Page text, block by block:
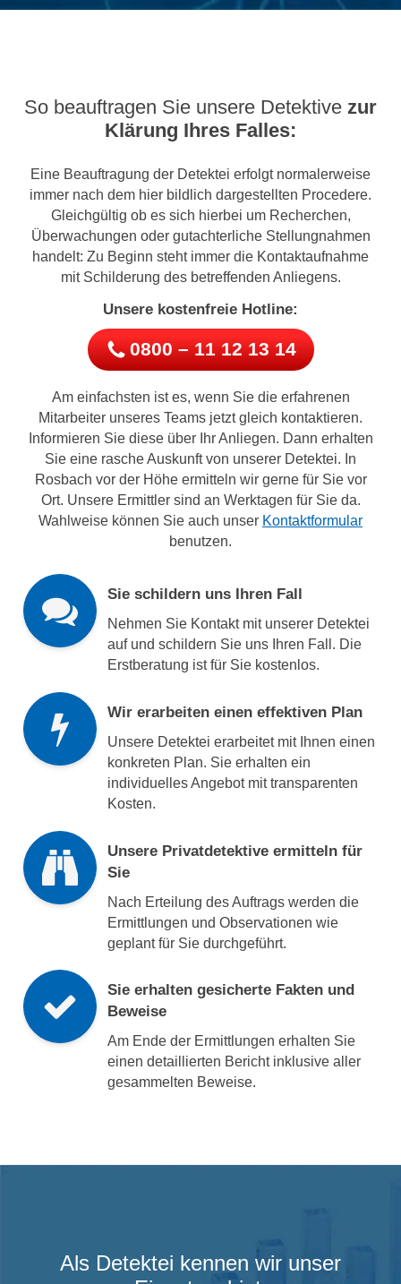
So beauftragen Sie unsere Detektive zur
Klärung Ihres Falles:
Eine Beauftragung der Detektei erfolgt normalerweise
immer nach dem hier bildlich dargestellten Procedere.
Gleichgültig ob es sich hierbei um Recherchen,
Überwachungen oder gutachterliche Stellungnahmen
handelt: Zu Beginn steht immer die Kontaktaufnahme
mit Schilderung des betreffenden Anliegens.
Unsere kostenfreie Hotline:
0800 – 11 12 13 14
Am einfachsten ist es, wenn Sie die erfahrenen
Mitarbeiter unseres Teams jetzt gleich kontaktieren.
Informieren Sie diese über Ihr Anliegen. Dann erhalten
Sie eine rasche Auskunft von unserer Detektei. In
Rosbach vor der Höhe ermitteln wir gerne für Sie vor
Ort. Unsere Ermittler sind an Werktagen für Sie da.
Wahlweise können Sie auch unser Kontaktformular
benutzen.
Sie schildern uns Ihren Fall
Nehmen Sie Kontakt mit unserer Detektei
auf und schildern Sie uns Ihren Fall. Die
Erstberatung ist für Sie kostenlos.
Wir erarbeiten einen effektiven Plan
Unsere Detektei erarbeitet mit Ihnen einen
konkreten Plan. Sie erhalten ein
individuelles Angebot mit transparenten
Kosten.
Unsere Privatdetektive ermitteln für
Sie
Nach Erteilung des Auftrags werden die
Ermittlungen und Observationen wie
geplant für Sie durchgeführt.
Sie erhalten gesicherte Fakten und
Beweise
Am Ende der Ermittlungen erhalten Sie
einen detaillierten Bericht inklusive aller
gesammelten Beweise.
Als Detektei kennen wir unser